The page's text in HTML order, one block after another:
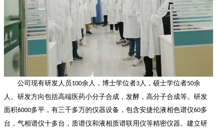
公司 现有研发人员100余人，博士学位者3人，硕士学位者50余
人。研发方向包括高端医药小分子合成，发酵，高分子合成等。 研发
面积6000多平， 有三千多万的仪器设备，包含安捷伦液相色谱仪60多
台，气相谱仪十多台，质谱仪和液相质谱联用仪等精密仪器。建立研